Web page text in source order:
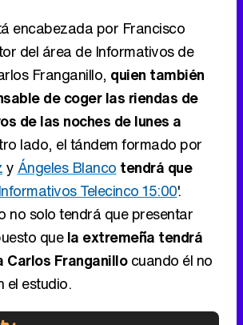
encabezada por Francisco
del área de Informativos de
Franganillo, quien también
de coger las riendas de
de las noches de lunes a
lado, el tándem formado por
yÁngeles Blanco tendrá que
Informativos Telecinco 15:00'.
no solo tendrá que presentar
quela extremeña tendrá
Carlos Franganillocuando él no
el estudio.